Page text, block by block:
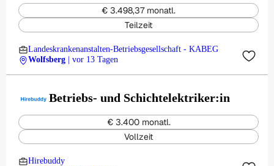
€ 3.498,37 monatl.
Teilzeit
Landeskrankenanstalten-Betriebsgesellschaft - KABEG
Wolfsberg
| vor 13 Tagen
Betriebs- und Schichtelektriker:in
€ 3.400 monatl.
Vollzeit
Hirebuddy